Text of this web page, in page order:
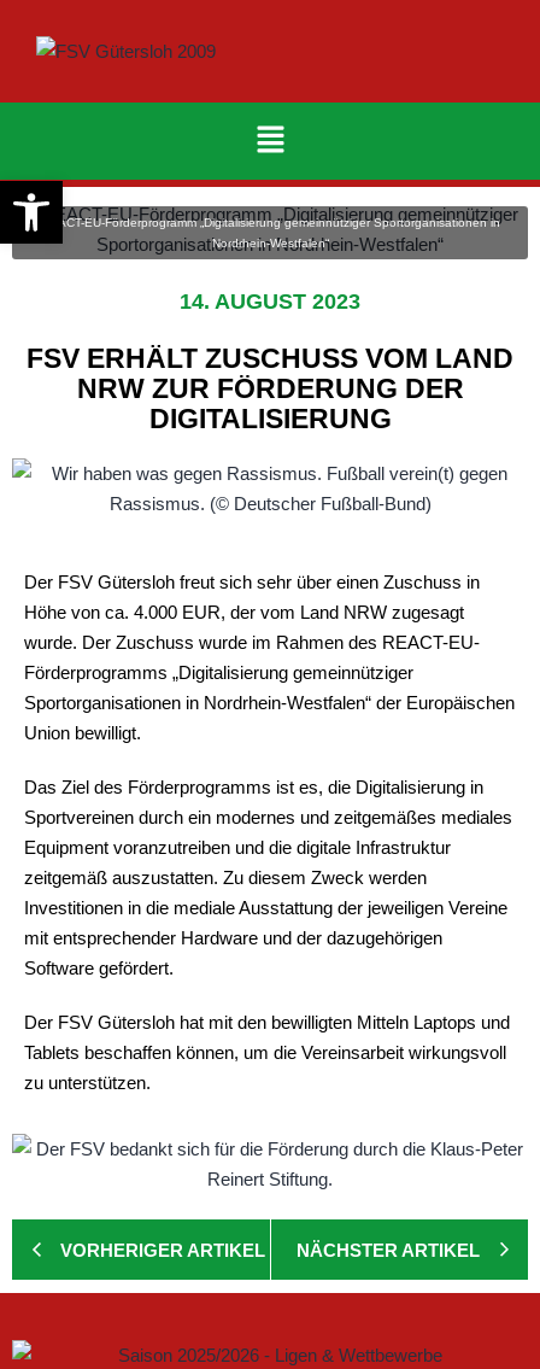
REACT-EU-Förderprogramm „Digitalisierung gemeinnütziger Sportorganisationen in
Nordrhein-Westfalen“
14. AUGUST 2023
FSV ERHÄLT ZUSCHUSS VOM LAND
NRW ZUR FÖRDERUNG DER
DIGITALISIERUNG
Der FSV Gütersloh freut sich sehr über einen Zuschuss in
Höhe von ca. 4.000 EUR, der vom Land NRW zugesagt
wurde. Der Zuschuss wurde im Rahmen des REACT-EU-
Förderprogramms „Digitalisierung gemeinnütziger
Sportorganisationen in Nordrhein-Westfalen“ der Europäischen
Union bewilligt.
Das Ziel des Förderprogramms ist es, die Digitalisierung in
Sportvereinen durch ein modernes und zeitgemäßes mediales
Equipment voranzutreiben und die digitale Infrastruktur
zeitgemäß auszustatten. Zu diesem Zweck werden
Investitionen in die mediale Ausstattung der jeweiligen Vereine
mit entsprechender Hardware und der dazugehörigen
Software gefördert.
Der FSV Gütersloh hat mit den bewilligten Mitteln Laptops und
Tablets beschaffen können, um die Vereinsarbeit wirkungsvoll
zu unterstützen.
VORHERIGER ARTIKEL NÄCHSTER ARTIKEL
Werkzeugleiste öffnen